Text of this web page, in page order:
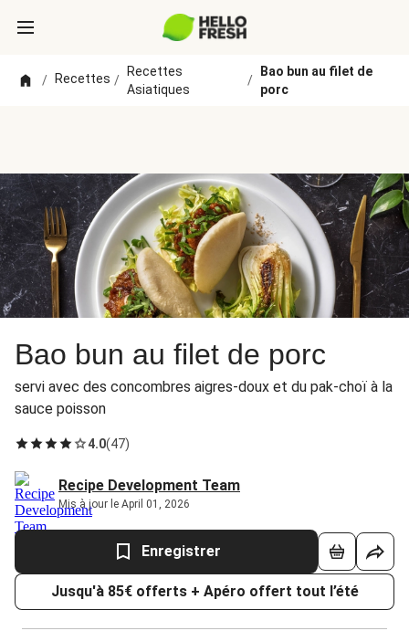
/ Recettes /
Recettes
Asiatiques
/
Bao bun au filet de
porc
Bao bun au filet de porc
servi avec des concombres aigres-doux et du pak-choï à la
sauce poisson
4.0(47)
Recipe Development Team
Mis à jour le April 01, 2026
Enregistrer
Jusqu'à 85€ offerts + Apéro offert tout l’été